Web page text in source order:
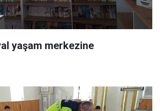
yaşam merkezine